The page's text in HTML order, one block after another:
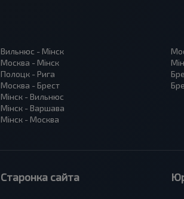
Вильнюс - Мінск
Москва - Мінск
Полоцк - Рига
Москва - Брест
Мінск - Вильнюс
Мінск - Варшава
Мінск - Москва
Старонка сайта